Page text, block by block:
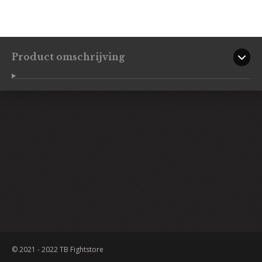
Product omschrijving
© 2021 - 2022 TB Fightstore